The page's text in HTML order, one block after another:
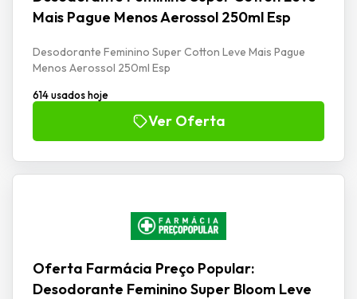
Mais Pague Menos Aerossol 250ml Esp
Desodorante Feminino Super Cotton Leve Mais Pague
Menos Aerossol 250ml Esp
614 usados hoje
Ver Oferta
Oferta Farmácia Preço Popular:
Desodorante Feminino Super Bloom Leve